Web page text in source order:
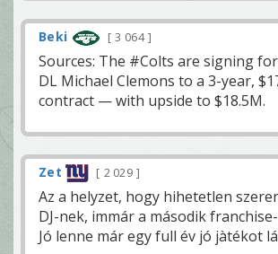
Beki 3 064
Sources: The #Colts are signing
DL Michael Clemons to a 3-year,
contract — with upside to $18.5M.
Zet 2 029
Az a helyzet, hogy hihetetlen
DJ-nek, immár a második
Jó lenne már egy full év jó jàtékot